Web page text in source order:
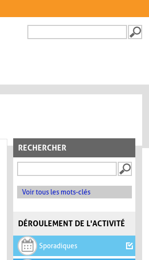
FORMULAIRE DE
RECHERCHER
Voir tous les mots-clés
DÉROULEMENT DE L'ACTIVITÉ
Sporadiques